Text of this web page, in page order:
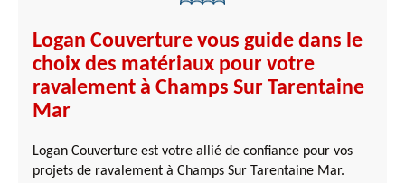
Logan Couverture vous guide dans le
choix des matériaux pour votre
ravalement à Champs Sur Tarentaine
Mar
Logan Couverture est votre allié de confiance pour vos
projets de ravalement à Champs Sur Tarentaine Mar.